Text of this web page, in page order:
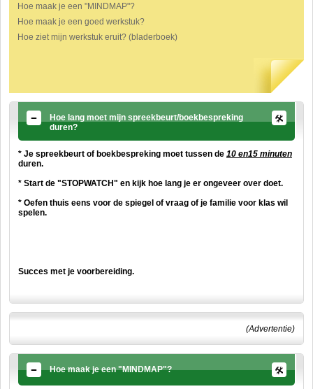
Hoe maak je een "MINDMAP"?
Hoe maak je een goed werkstuk?
Hoe ziet mijn werkstuk eruit? (bladerboek)
Hoe lang moet mijn spreekbeurt/boekbespreking
duren?
* Je spreekbeurt of boekbespreking moet tussen de 10 en15 minuten
duren.
* Start de "STOPWATCH" en kijk hoe lang je er ongeveer over doet.
* Oefen thuis eens voor de spiegel of vraag of je familie voor klas wil
spelen.
Succes met je voorbereiding.
(Advertentie)
Hoe maak je een "MINDMAP"?